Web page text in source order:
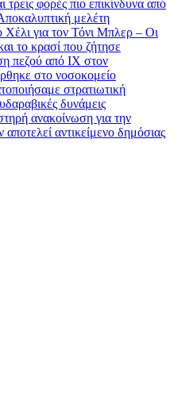
τρεις φορές πιο επικίνδυνα από
μελέτη
Χέλι για τον Τόνι Μπλερ – Οι
το κρασί που ζήτησε
πεζού από ΙΧ στον
στο νοσοκομείο
στρατιωτική
δυνάμεις
ανακοίνωση για την
αντικείμενο δημόσιας